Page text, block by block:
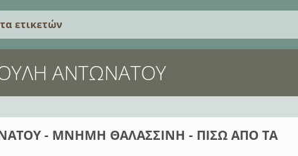
ετικετών
ΑΝΤΩΝΆΤΟΥ
- ΜΝΗΜΗ ΘΑΛΑΣΣΙΝΗ - ΠΙΣΩ ΑΠΟ ΤΑ